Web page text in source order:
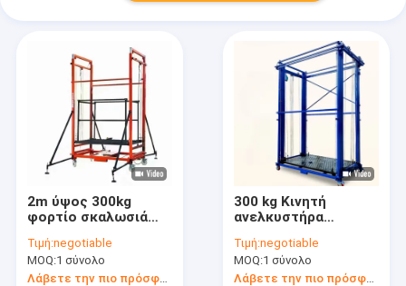
2m ύψος 300kg
φορτίο σκαλωσιά
ανύψωση
Τιμή:negotiable
MOQ:1 σύνολο
Λάβετε την πιο πρόσφατη τιμή
300 kg Κινητή
ανελκυστήρα
ανύψωση υλικών
Τιμή:negotiable
MOQ:1 σύνολο